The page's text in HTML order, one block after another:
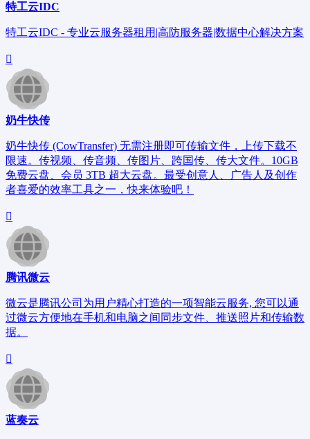
特工云IDC
特工云IDC - 专业云服务器租用|高防服务器|数据中心解决方案
奶牛快传
奶牛快传 (CowTransfer) 无需注册即可传输文件，上传下载不
限速。传视频、传音频、传图片、跨国传、传大文件。10GB
免费云盘、会员 3TB 超大云盘。最受创意人、广告人及创作
者喜爱的效率工具之一，快来体验吧！
腾讯微云
微云是腾讯公司为用户精心打造的一项智能云服务, 您可以通
过微云方便地在手机和电脑之间同步文件、推送照片和传输数
据。
蓝奏云